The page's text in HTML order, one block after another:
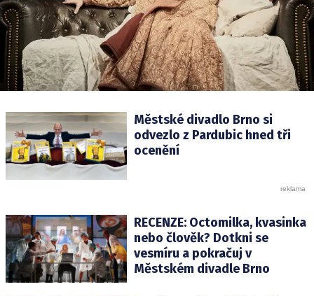
Městské divadlo Brno si
odvezlo z Pardubic hned tři
ocenění
RECENZE: Octomilka, kvasinka
nebo člověk? Dotkni se
vesmíru a pokračuj v
Městském divadle Brno